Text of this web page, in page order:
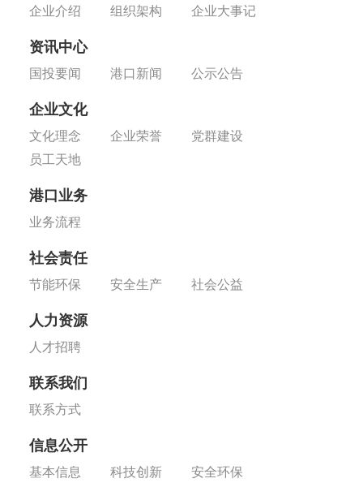
企业介绍 组织架构 企业大事记
资讯中心
国投要闻 港口新闻 公示公告
企业文化
文化理念 企业荣誉
党群建设
员工天地
港口业务
业务流程
社会责任
节能环保 安全生产 社会公益
人力资源
人才招聘
联系我们
联系方式
信息公开
基本信息 科技创新
安全环保